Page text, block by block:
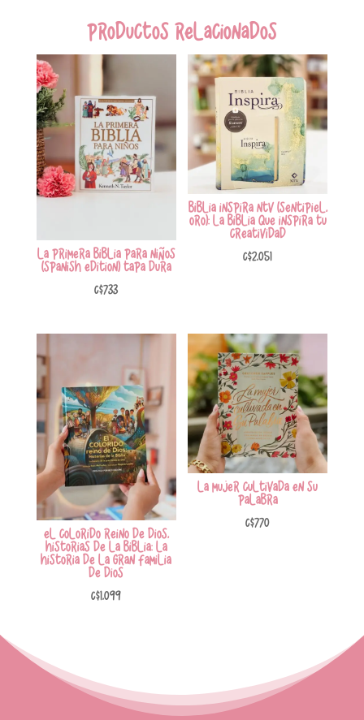
Productos relacionados
La primera Biblia para niños
(Spanish Edition) tapa dura
C$733
Biblia Inspira NTV (SentiPiel,
Oro): La Biblia que inspira tu
creatividad
C$2,051
El colorido reino de Dios,
historias de la Biblia: La
historia de la gran familia
de Dios
C$1,099
La mujer cultivada en Su
Palabra
C$770